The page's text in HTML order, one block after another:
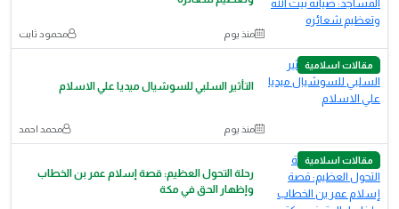
منذ يوم محمود ثابت
مقالات اسلامية
التأثير السلبي للسوشيال ميديا علي الاسلام
منذ يوم محمد احمد
مقالات اسلامية
رحلة التحول العظيم: قصة إسلام عمر بن الخطاب
وإظهار الحق في مكة